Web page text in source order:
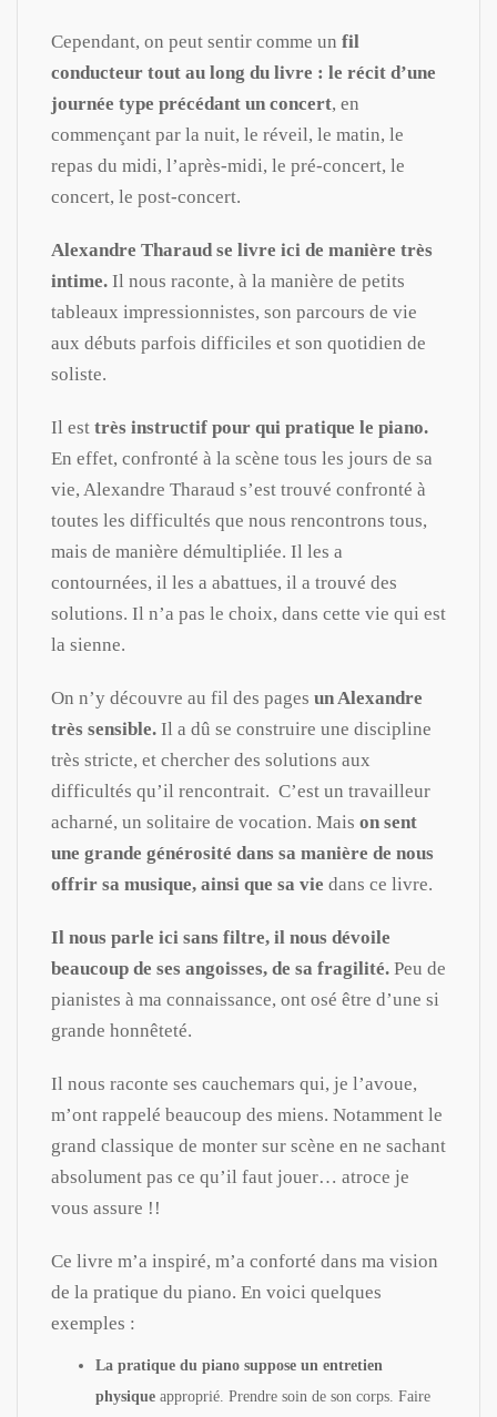
Cependant, on peut sentir comme un fil
conducteur tout au long du livre : le récit d’une
journée type précédant un concert, en
commençant par la nuit, le réveil, le matin, le
repas du midi, l’après-midi, le pré-concert, le
concert, le post-concert.
Alexandre Tharaud se livre ici de manière très
intime. Il nous raconte, à la manière de petits
tableaux impressionnistes, son parcours de vie
aux débuts parfois difficiles et son quotidien de
soliste.
Il est très instructif pour qui pratique le piano.
En effet, confronté à la scène tous les jours de sa
vie, Alexandre Tharaud s’est trouvé confronté à
toutes les difficultés que nous rencontrons tous,
mais de manière démultipliée. Il les a
contournées, il les a abattues, il a trouvé des
solutions. Il n’a pas le choix, dans cette vie qui est
la sienne.
On n’y découvre au fil des pages un Alexandre
très sensible. Il a dû se construire une discipline
très stricte, et chercher des solutions aux
difficultés qu’il rencontrait. C’est un travailleur
acharné, un solitaire de vocation. Mais on sent
une grande générosité dans sa manière de nous
offrir sa musique, ainsi que sa vie dans ce livre.
Il nous parle ici sans filtre, il nous dévoile
beaucoup de ses angoisses, de sa fragilité. Peu de
pianistes à ma connaissance, ont osé être d’une si
grande honnêteté.
Il nous raconte ses cauchemars qui, je l’avoue,
m’ont rappelé beaucoup des miens. Notamment le
grand classique de monter sur scène en ne sachant
absolument pas ce qu’il faut jouer… atroce je
vous assure !!
Ce livre m’a inspiré, m’a conforté dans ma vision
de la pratique du piano. En voici quelques
exemples :
La pratique du piano suppose un entretien
physique approprié. Prendre soin de son corps. Faire